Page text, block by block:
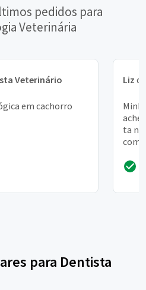
pedidos para
Veterinária
Veterinário
em cachorro
Liz
ta
para Dentista